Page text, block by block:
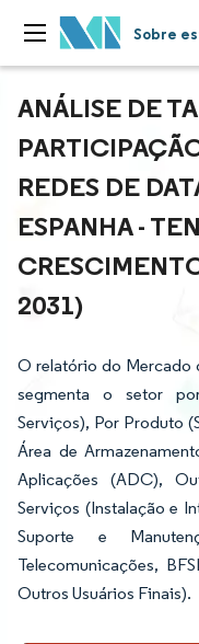
Sobre
ANÁLISE DE
REDES DE
ESPANHA -
2031)
O relatório do Mercado
segmenta o setor
Serviços), Por Produto
Área de
Aplicações (ADC),
Serviços (Instalação e
Suporte e
Telecomunicações,
Outros Usuários Finais).